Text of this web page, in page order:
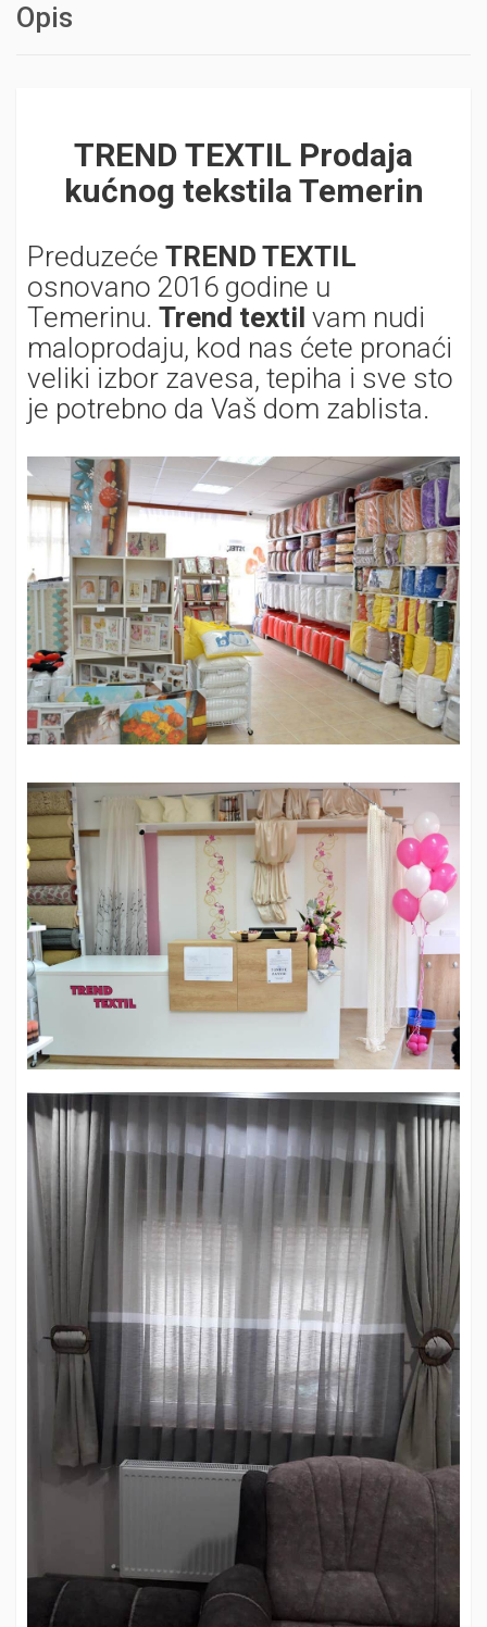
Opis
TREND TEXTIL Prodaja
kućnog tekstila Temerin
Preduzeće TREND TEXTIL
osnovano 2016 godine u
Temerinu. Trend textil vam nudi
maloprodaju, kod nas ćete pronaći
veliki izbor zavesa, tepiha i sve sto
je potrebno da Vaš dom zablista.